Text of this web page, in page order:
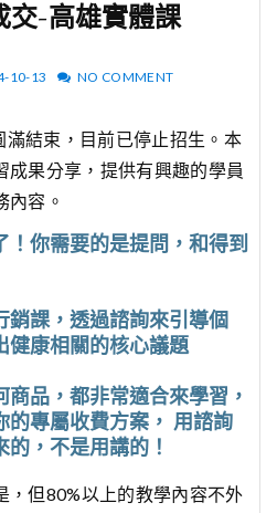
交-高雄實體課
10-13 NO COMMENT
結束，目前已停止招生。本
成果分享，提供有興趣的學員
內容。
！你需要的是提問，和得到
銷課，透過諮詢來引導個
健康相關的核心議題
品，都非常適合來學習，
的專屬收費方案， 用諮詢
，不是用講的！
，但80%以上的教學內容不外